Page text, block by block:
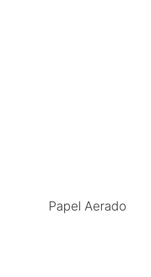
Papel Aerado